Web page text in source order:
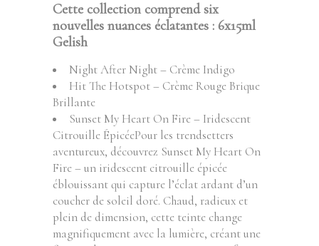
Cette collection comprend six
nouvelles nuances éclatantes : 6x15ml
Gelish
Night After Night – Crème Indigo
Hit The Hotspot – Crème Rouge Brique
Brillante
Sunset My Heart On Fire – Iridescent
Citrouille ÉpicéePour les trendsetters
aventureux, découvrez Sunset My Heart On
Fire – un iridescent citrouille épicée
éblouissant qui capture l’éclat ardant d’un
coucher de soleil doré. Chaud, radieux et
plein de dimension, cette teinte change
magnifiquement avec la lumière, créant une